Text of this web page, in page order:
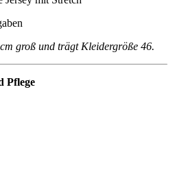
groß und trägt Kleidergröße 46.
Pflege